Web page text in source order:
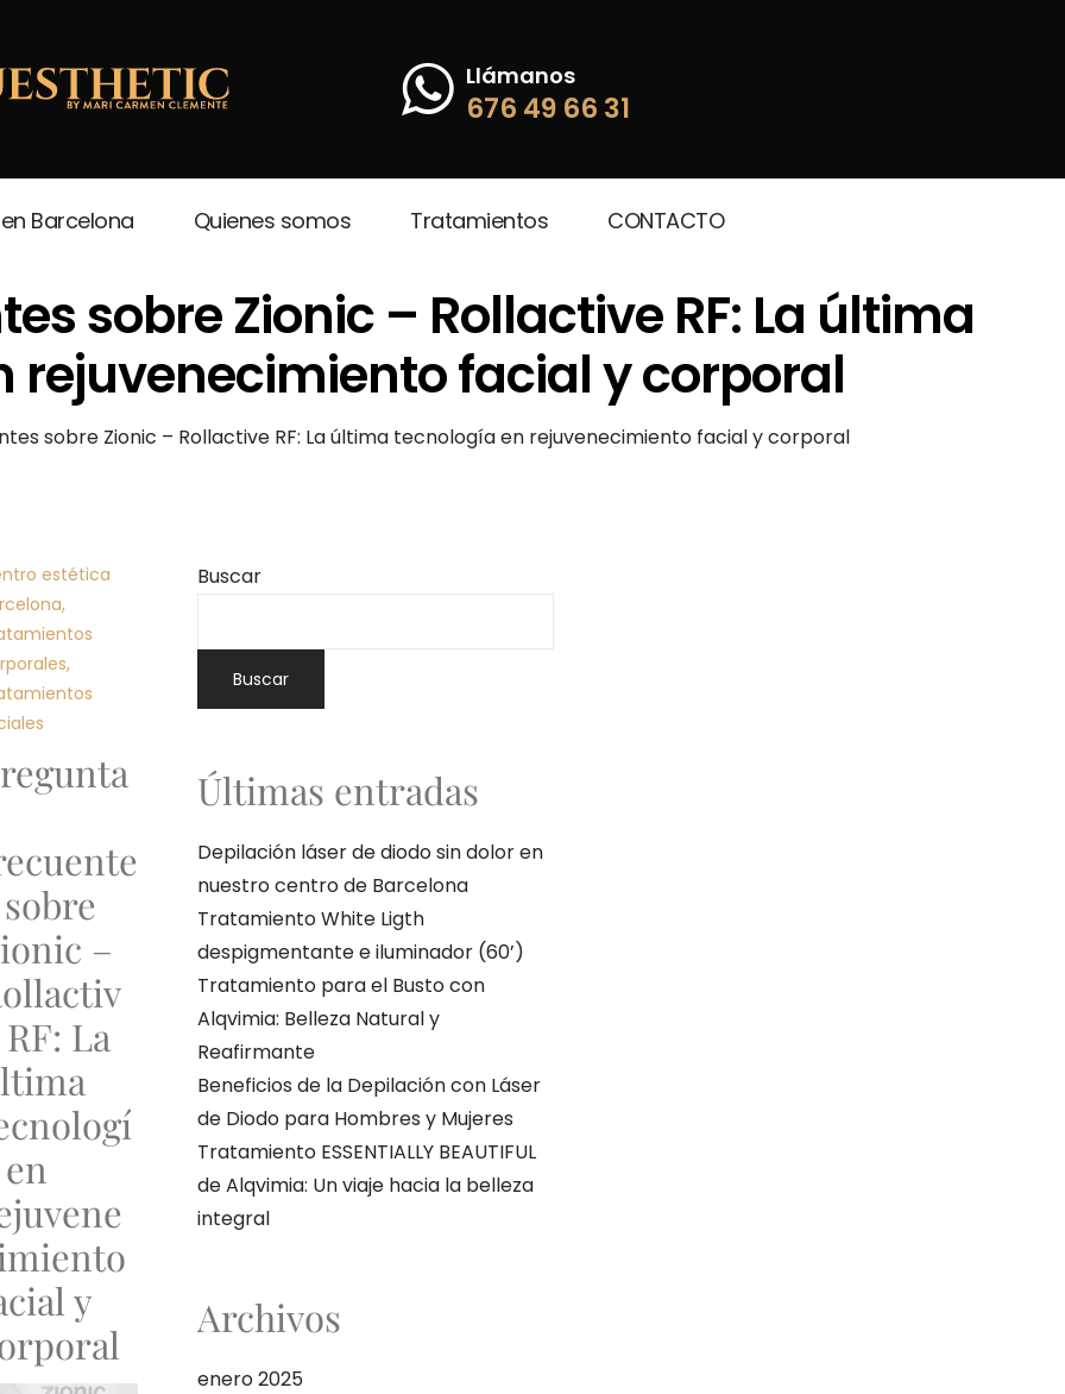
Llámanos
676 49 66 31
Barcelona Quienes somos Tratamientos CONTACTO
sobre Zionic – Rollactive RF: La última
rejuvenecimiento facial y corporal
sobre Zionic – Rollactive RF: La última tecnología en rejuvenecimiento facial y corporal
Buscar
Buscar
Últimas entradas
Depilación láser de diodo sin dolor en
nuestro centro de Barcelona
Tratamiento White Ligth
despigmentante e iluminador (60’)
Tratamiento para el Busto con
Alqvimia: Belleza Natural y
Reafirmante
Beneficios de la Depilación con Láser
de Diodo para Hombres y Mujeres
Tratamiento ESSENTIALLY BEAUTIFUL
de Alqvimia: Un viaje hacia la belleza
integral
Archivos
enero 2025
estética
,
,
–
La
y